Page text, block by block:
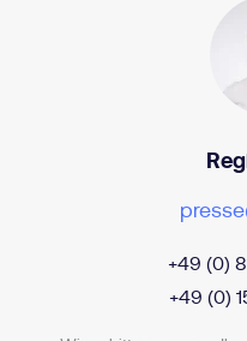
+49 (0)
+49 (0)